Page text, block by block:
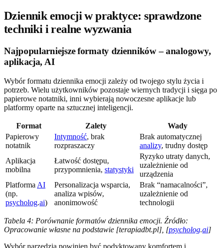
Dziennik emocji w praktyce: sprawdzone
techniki i realne wyzwania
Najpopularniejsze formaty dzienników – analogowy,
aplikacja, AI
Wybór formatu dziennika emocji zależy od twojego stylu życia i
potrzeb. Wielu użytkowników pozostaje wiernych tradycji i sięga po
papierowe notatniki, inni wybierają nowoczesne aplikacje lub
platformy oparte na sztucznej inteligencji.
Format Zalety
Wady
Papierowy
notatnik
Intymność, brak
rozpraszaczy
Brak automatycznej
analizy, trudny dostęp
Aplikacja
mobilna
Łatwość dostępu,
przypomnienia, statystyki
Ryzyko utraty danych,
uzależnienie od
urządzenia
Platforma AI
(np.
psycholog.ai)
Personalizacja wsparcia,
analiza wpisów,
anonimowość
Brak “namacalności”,
uzależnienie od
technologii
Tabela 4: Porównanie formatów dziennika emocji. Źródło:
Opracowanie własne na podstawie [terapiadbt.pl], [psycholog.ai]
Wybór narzędzia powinien być podyktowany komfortem i